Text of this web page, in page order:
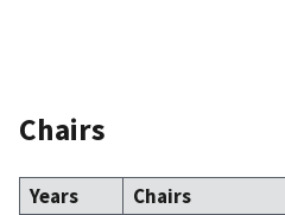
Chairs
Years
Chairs